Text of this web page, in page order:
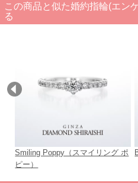
この商品と似た婚約指輪(エン
る
Smiling Poppy（スマイリング ポ
ピー）